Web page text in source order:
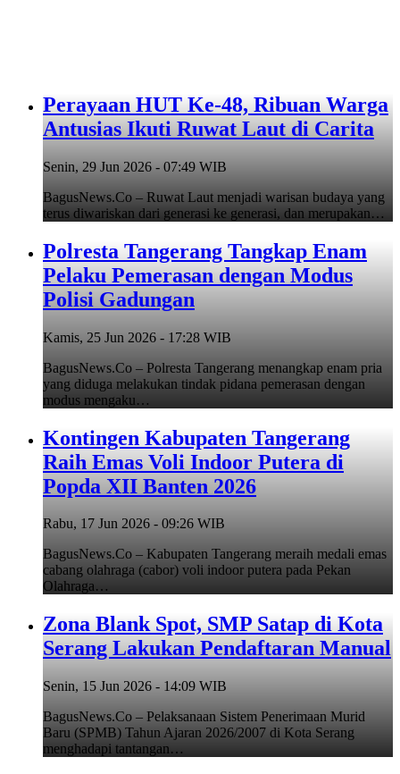
Perayaan HUT Ke-48, Ribuan Warga
Antusias Ikuti Ruwat Laut di Carita
Senin, 29 Jun 2026 - 07:49 WIB
BagusNews.Co – Ruwat Laut menjadi warisan budaya yang
terus diwariskan dari generasi ke generasi, dan merupakan…
Polresta Tangerang Tangkap Enam
Pelaku Pemerasan dengan Modus
Polisi Gadungan
Kamis, 25 Jun 2026 - 17:28 WIB
BagusNews.Co – Polresta Tangerang menangkap enam pria
yang diduga melakukan tindak pidana pemerasan dengan
modus mengaku…
Kontingen Kabupaten Tangerang
Raih Emas Voli Indoor Putera di
Popda XII Banten 2026
Rabu, 17 Jun 2026 - 09:26 WIB
BagusNews.Co – Kabupaten Tangerang meraih medali emas
cabang olahraga (cabor) voli indoor putera pada Pekan
Olahraga…
Zona Blank Spot, SMP Satap di Kota
Serang Lakukan Pendaftaran Manual
Senin, 15 Jun 2026 - 14:09 WIB
BagusNews.Co – Pelaksanaan Sistem Penerimaan Murid
Baru (SPMB) Tahun Ajaran 2026/2007 di Kota Serang
menghadapi tantangan…